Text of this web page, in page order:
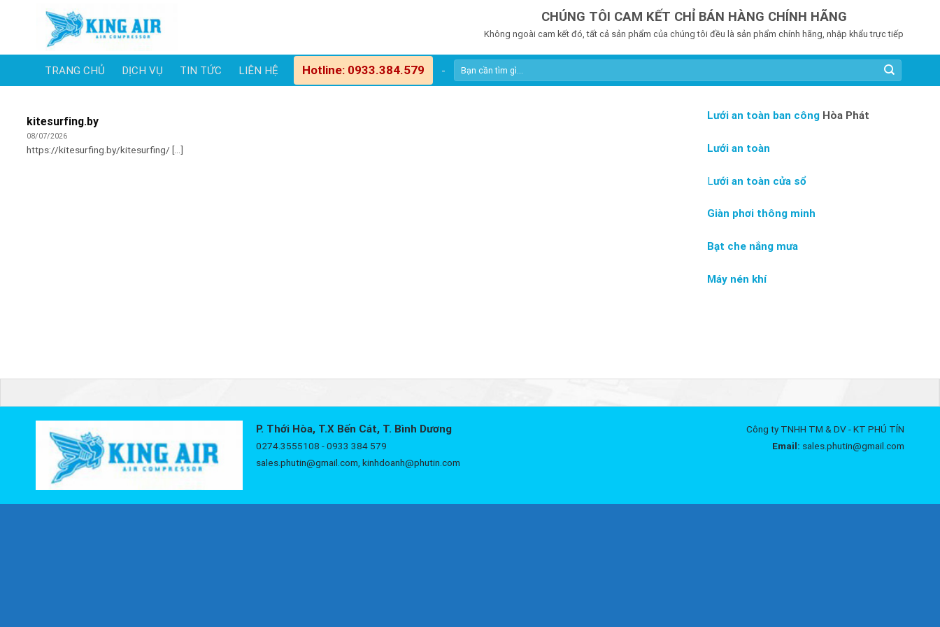
CHÚNG TÔI CAM KẾT CHỈ BÁN HÀNG CHÍNH HÃNG
Không ngoài cam kết đó, tất cả sản phẩm của chúng tôi đều là sản phẩm chính hãng, nhập khẩu trực tiếp
TRANG CHỦ DỊCH VỤ TIN TỨC LIÊN HỆ Hotline: 0933.384.579 -
kitesurfing.by
08/07/2026
https://kitesurfing.by/kitesurfing/ [...]
Lưới an toàn ban công Hòa Phát
Lưới an toàn
Lưới an toàn cửa sổ
Giàn phơi thông minh
Bạt che nắng mưa
Máy nén khí
P. Thới Hòa, T.X Bến Cát, T. Bình Dương
0274.3555108 - 0933 384 579
sales.phutin@gmail.com, kinhdoanh@phutin.com
Công ty TNHH TM & DV - KT PHÚ TÍN
Email: sales.phutin@gmail.com